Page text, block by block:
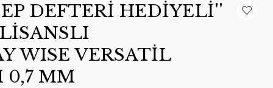
DEFTERİ HEDİYELİ''
WISE VERSATİL
0,7 MM